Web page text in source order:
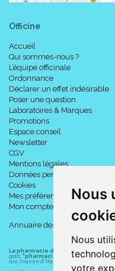
Nous
Nous
votre
Officine
Accueil
Qui sommes-nous ?
L’équipe officinale
Ordonnance
Déclarer un effet indésirable
Poser une question
Laboratoires & Marques
Promotions
Espace conseil
Newsletter
CGV
Mentions légales
Données personnelles
Cookies
Mes préférences Cookies
Mon compte
Annuaire des pharmacies
La pharmacie du centre à Albert
9001. "pharmacie-du-centre-albert.fr "
rue Jeanne d' Harcourt, 80300 Albert.